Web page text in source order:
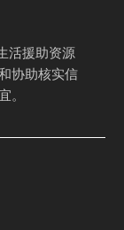
活援助资源
协助核实信
。